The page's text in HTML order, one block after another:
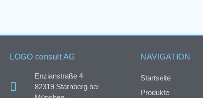
LOGO consult AG
Enzianstraße 4
82319 Starnberg bei
NAVIGATION
Startseite
Produkte